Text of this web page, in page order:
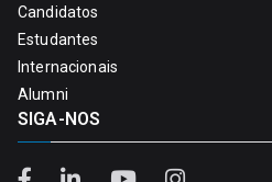
Candidatos
Estudantes
Internacionais
Alumni
SIGA-NOS